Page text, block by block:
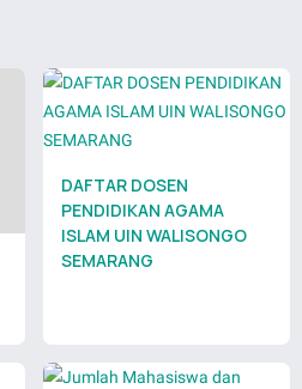
DAFTAR DOSEN
PENDIDIKAN AGAMA
ISLAM UIN WALISONGO
SEMARANG